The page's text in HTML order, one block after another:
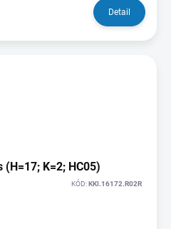
Detail
K=2; HC05)
KÓD:KKI.16172.R02R